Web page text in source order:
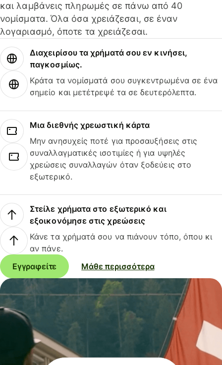
και λαμβάνεις πληρωμές σε πάνω από 40
νομίσματα. Όλα όσα χρειάζεσαι, σε έναν
λογαριασμό, όποτε τα χρειάζεσαι.
Διαχειρίσου τα χρήματά σου εν κινήσει,
παγκοσμίως.
Κράτα τα νομίσματά σου συγκεντρωμένα σε ένα
σημείο και μετέτρεψέ τα σε δευτερόλεπτα.
Μια διεθνής χρεωστική κάρτα
Μην ανησυχείς ποτέ για προσαυξήσεις στις
συναλλαγματικές ισοτιμίες ή για υψηλές
χρεώσεις συναλλαγών όταν ξοδεύεις στο
εξωτερικό.
Στείλε χρήματα στο εξωτερικό και
εξοικονόμησε στις χρεώσεις
Κάνε τα χρήματά σου να πιάνουν τόπο, όπου κι
αν πάνε.
Εγγραφείτε
Μάθε περισσότερα